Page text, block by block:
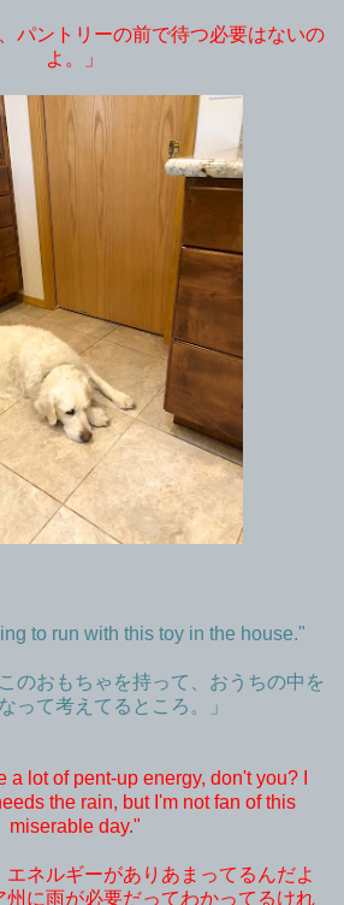
パントリーの前で待つ必要はないの
よ。」
to run with this toy in the house."
のおもちゃを持って、おうちの中を
って考えてるところ。」
a lot of pent-up energy, don't you? I
the rain, but I'm not fan of this
miserable day."
ネルギーがありあまってるんだよ
州に雨が必要だってわかってるけれ